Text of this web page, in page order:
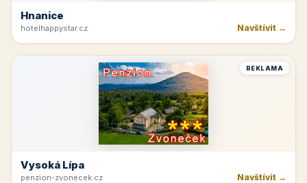
Hnanice
hotelhappystar.cz Navštívit →
REKLAMA
Vysoká Lípa
penzion-zvonecek.cz Navštívit →